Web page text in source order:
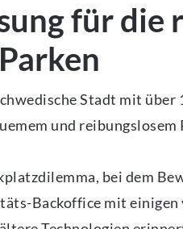
für
Stadt mit
und
bei dem
Backoffice mit einigen